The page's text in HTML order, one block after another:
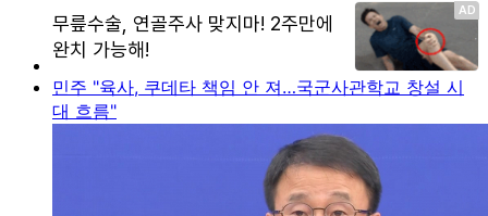
민주 "육사, 쿠데타 책임 안 져…국군사관학교 창설 시
대 흐름"